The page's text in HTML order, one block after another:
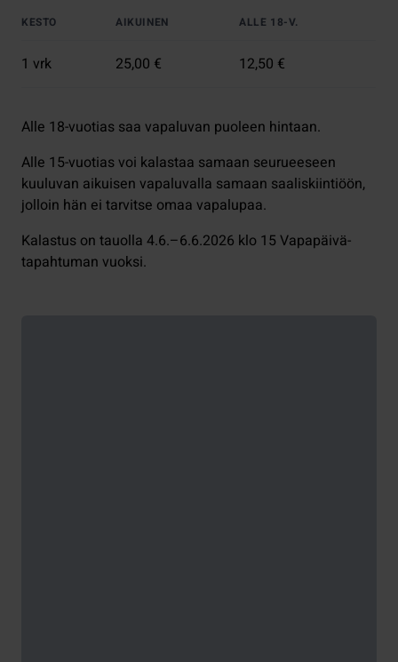
KESTO AIKUINEN ALLE 18-V.
1 vrk 25,00 € 12,50 €
Alle 18-vuotias saa vapaluvan puoleen hintaan.
Alle 15-vuotias voi kalastaa samaan seurueeseen
kuuluvan aikuisen vapaluvalla samaan saaliskiintiöön,
jolloin hän ei tarvitse omaa vapalupaa.
Kalastus on tauolla 4.6.–6.6.2026 klo 15 Vapapäivä-
tapahtuman vuoksi.